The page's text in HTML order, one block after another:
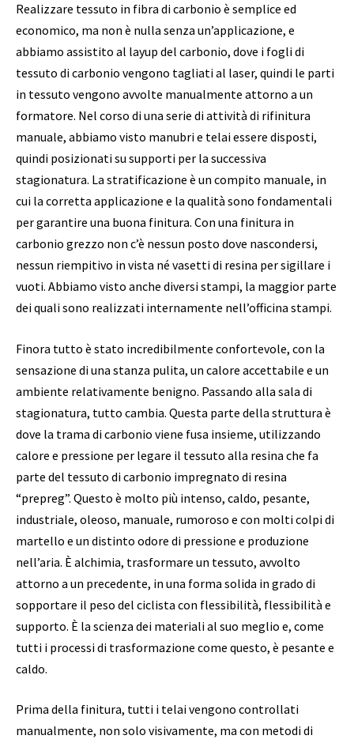
Realizzare tessuto in fibra di carbonio è semplice ed
economico, ma non è nulla senza un’applicazione, e
abbiamo assistito al layup del carbonio, dove i fogli di
tessuto di carbonio vengono tagliati al laser, quindi le parti
in tessuto vengono avvolte manualmente attorno a un
formatore. Nel corso di una serie di attività di rifinitura
manuale, abbiamo visto manubri e telai essere disposti,
quindi posizionati su supporti per la successiva
stagionatura. La stratificazione è un compito manuale, in
cui la corretta applicazione e la qualità sono fondamentali
per garantire una buona finitura. Con una finitura in
carbonio grezzo non c’è nessun posto dove nascondersi,
nessun riempitivo in vista né vasetti di resina per sigillare i
vuoti. Abbiamo visto anche diversi stampi, la maggior parte
dei quali sono realizzati internamente nell’officina stampi.
Finora tutto è stato incredibilmente confortevole, con la
sensazione di una stanza pulita, un calore accettabile e un
ambiente relativamente benigno. Passando alla sala di
stagionatura, tutto cambia. Questa parte della struttura è
dove la trama di carbonio viene fusa insieme, utilizzando
calore e pressione per legare il tessuto alla resina che fa
parte del tessuto di carbonio impregnato di resina
“prepreg”. Questo è molto più intenso, caldo, pesante,
industriale, oleoso, manuale, rumoroso e con molti colpi di
martello e un distinto odore di pressione e produzione
nell’aria. È alchimia, trasformare un tessuto, avvolto
attorno a un precedente, in una forma solida in grado di
sopportare il peso del ciclista con flessibilità, flessibilità e
supporto. È la scienza dei materiali al suo meglio e, come
tutti i processi di trasformazione come questo, è pesante e
caldo.
Prima della finitura, tutti i telai vengono controllati
manualmente, non solo visivamente, ma con metodi di